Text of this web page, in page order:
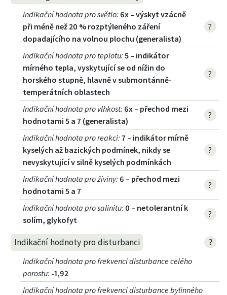
Indikační hodnota pro světlo: 6x – výskyt vzácně
při méně než 20 % rozptýleného záření
dopadajícího na volnou plochu (generalista)
?
Indikační hodnota pro teplotu: 5 – indikátor
mírného tepla, vyskytující se od nížin do
horského stupně, hlavně v submontánně-
temperátních oblastech
?
Indikační hodnota pro vlhkost: 6x – přechod mezi
hodnotami 5 a 7 (generalista)
?
Indikační hodnota pro reakci: 7 – indikátor mírně
kyselých až bazických podmínek, nikdy se
nevyskytující v silně kyselých podmínkách
?
Indikační hodnota pro živiny: 6 – přechod mezi
hodnotami 5 a 7
?
Indikační hodnota pro salinitu: 0 – netolerantní k
solím, glykofyt
?
Indikační hodnoty pro disturbanci ?
Indikační hodnota pro frekvenci disturbance celého
porostu: -1,92
Indikační hodnota pro frekvenci disturbance bylinného